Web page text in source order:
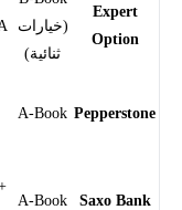
Expert
Option
(خيارات
ثنائية)
Pepperstone
A-Book
Saxo Bank
A-Book